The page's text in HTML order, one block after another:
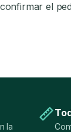
el
la